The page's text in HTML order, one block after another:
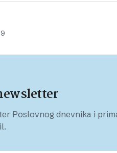
Poslovnog dnevnika i